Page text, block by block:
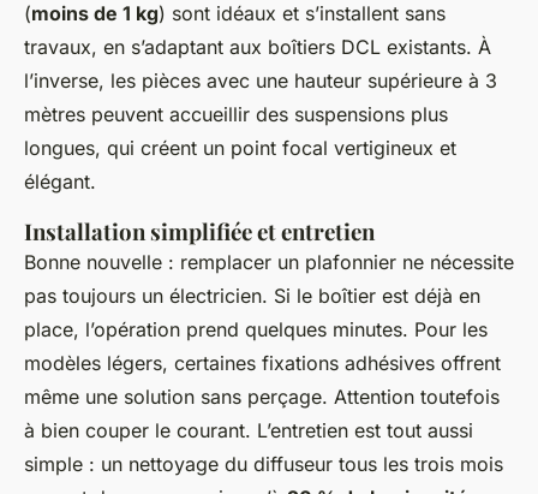
(moins de 1 kg) sont idéaux et s’installent sans
travaux, en s’adaptant aux boîtiers DCL existants. À
l’inverse, les pièces avec une hauteur supérieure à 3
mètres peuvent accueillir des suspensions plus
longues, qui créent un point focal vertigineux et
élégant.
Installation simplifiée et entretien
Bonne nouvelle : remplacer un plafonnier ne nécessite
pas toujours un électricien. Si le boîtier est déjà en
place, l’opération prend quelques minutes. Pour les
modèles légers, certaines fixations adhésives offrent
même une solution sans perçage. Attention toutefois
à bien couper le courant. L’entretien est tout aussi
simple : un nettoyage du diffuseur tous les trois mois